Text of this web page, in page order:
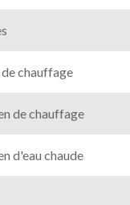
chauffage
de chauffage
d'eau chaude